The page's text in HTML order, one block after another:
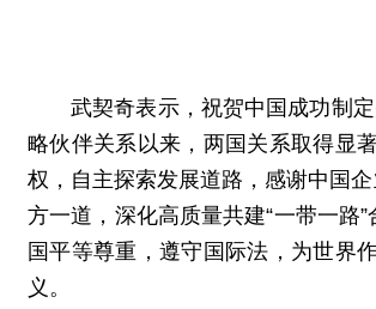
武契奇表示，祝贺中国成功制
略伙伴关系以来，两国关系取得显
权，自主探索发展道路，感谢中国
方一道，深化高质量共建“一带一路
国平等尊重，遵守国际法，为世界
义。